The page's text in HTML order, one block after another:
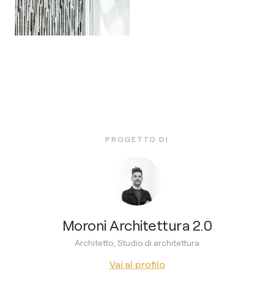
PROGETTO DI
Moroni Architettura 2.0
Architetto, Studio di architettura
Vai al profilo